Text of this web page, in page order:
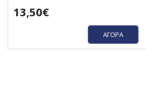
13,50€
ΑΓΟΡΆ